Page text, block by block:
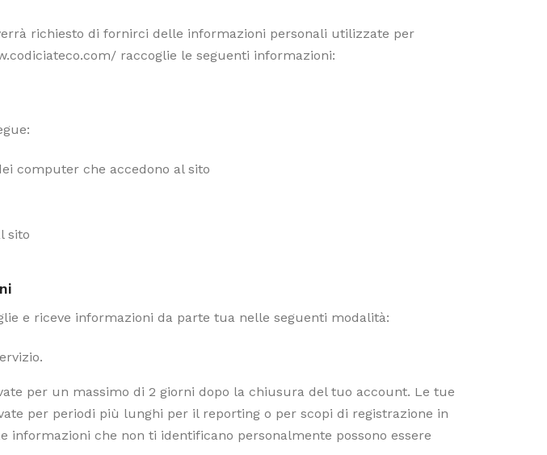
richiesto di fornirci delle informazioni personali utilizzate per
raccoglie le seguenti informazioni:
computer che accedono al sito
sito
e riceve informazioni da parte tua nelle seguenti modalità:
per un massimo di 2 giorni dopo la chiusura del tuo account. Le tue
per periodi più lunghi per il reporting o per scopi di registrazione in
informazioni che non ti identificano personalmente possono essere